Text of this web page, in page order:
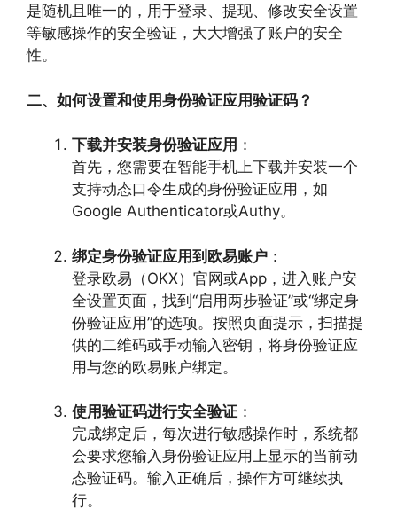
是随机且唯一的，用于登录、提现、修改安全设置
等敏感操作的安全验证，大大增强了账户的安全
性。
二、如何设置和使用身份验证应用验证码？
下载并安装身份验证应用 ：
首先，您需要在智能手机上下载并安装一个
支持动态口令生成的身份验证应用，如
Google Authenticator或Authy。
绑定身份验证应用到欧易账户 ：
登录欧易（OKX）官网或App，进入账户安
全设置页面，找到“启用两步验证”或“绑定身
份验证应用”的选项。按照页面提示，扫描提
供的二维码或手动输入密钥，将身份验证应
用与您的欧易账户绑定。
使用验证码进行安全验证 ：
完成绑定后，每次进行敏感操作时，系统都
会要求您输入身份验证应用上显示的当前动
态验证码。输入正确后，操作方可继续执
行。